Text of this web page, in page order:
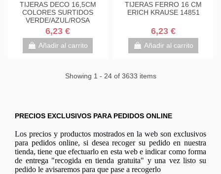
TIJERAS DECO 16,5CM
COLORES SURTIDOS
VERDE/AZUL/ROSA
1561DS-M SCOTH
7000034004
6,23 €
Añadir al carrito
TIJERAS FERRO 16 CM
ERICH KRAUSE 14851
6,23 €
Añadir al carrito
Showing 1 - 24 of 3633 items
PRECIOS EXCLUSIVOS PARA PEDIDOS ONLINE
Los precios y productos mostrados en la web son exclusivos
para pedidos online, si desea recoger su pedido en nuestra
tienda, tiene que efectuarlo en esta web e indicar como forma
de entrega "recogida en tienda gratuita" y una vez listo su
pedido le avisaremos para que pase a recogerlo